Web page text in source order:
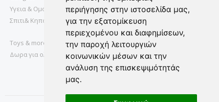
περιήγησης στην ιστοσελίδα μας,
για την εξατομίκευση
περιεχομένου και διαφημίσεων,
την παροχή λειτουργιών
κοινωνικών μέσων και την
ανάλυση της επισκεψιμότητάς
μας.
Υγεια & Ομορφια
Σπιτι& Κηπος
Toys & more
Δωρα για ολους